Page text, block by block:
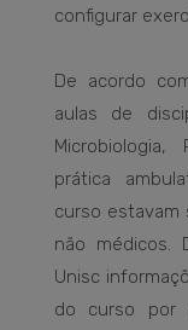
configurar
De acordo
aulas de
prática
curso estavam
não médicos.
Unisc
do curso por